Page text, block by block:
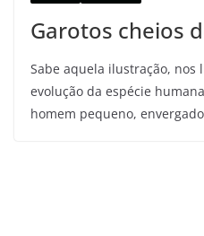
Garotos cheios
Sabe aquela ilustração, nos
evolução da espécie
homem pequeno,